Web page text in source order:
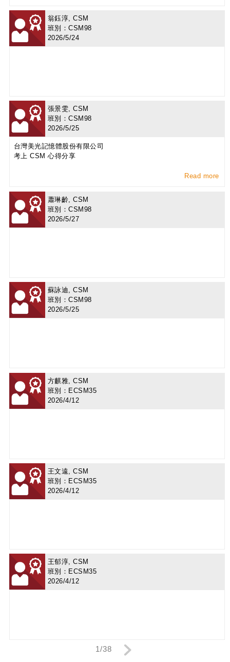
翁鈺淳, CSM
班別：CSM98
2026/5/24
張景雯, CSM
班別：CSM98
2026/5/25
台灣美光記憶體股份有限公司
考上 CSM 心得分享
Read more
蕭琳齡, CSM
班別：CSM98
2026/5/27
蘇詠迪, CSM
班別：CSM98
2026/5/25
方麒雅, CSM
班別：ECSM35
2026/4/12
王文遠, CSM
班別：ECSM35
2026/4/12
王郁淳, CSM
班別：ECSM35
2026/4/12
1/38